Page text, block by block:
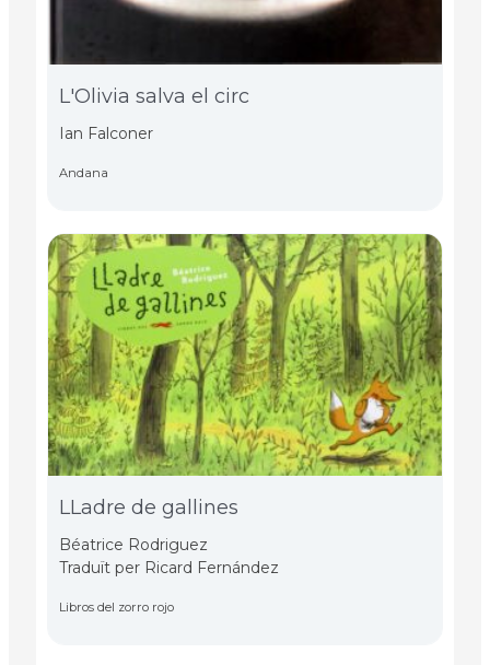
L'Olivia salva el circ
Ian Falconer
Andana
LLadre de gallines
Béatrice Rodriguez
Traduït per Ricard Fernández
Libros del zorro rojo